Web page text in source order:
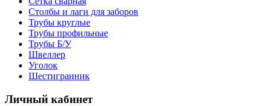
Столбы и лаги для заборов
Трубы круглые
Трубы профильные
Трубы Б/У
Швеллер
Уголок
Шестигранник
Личный кабинет